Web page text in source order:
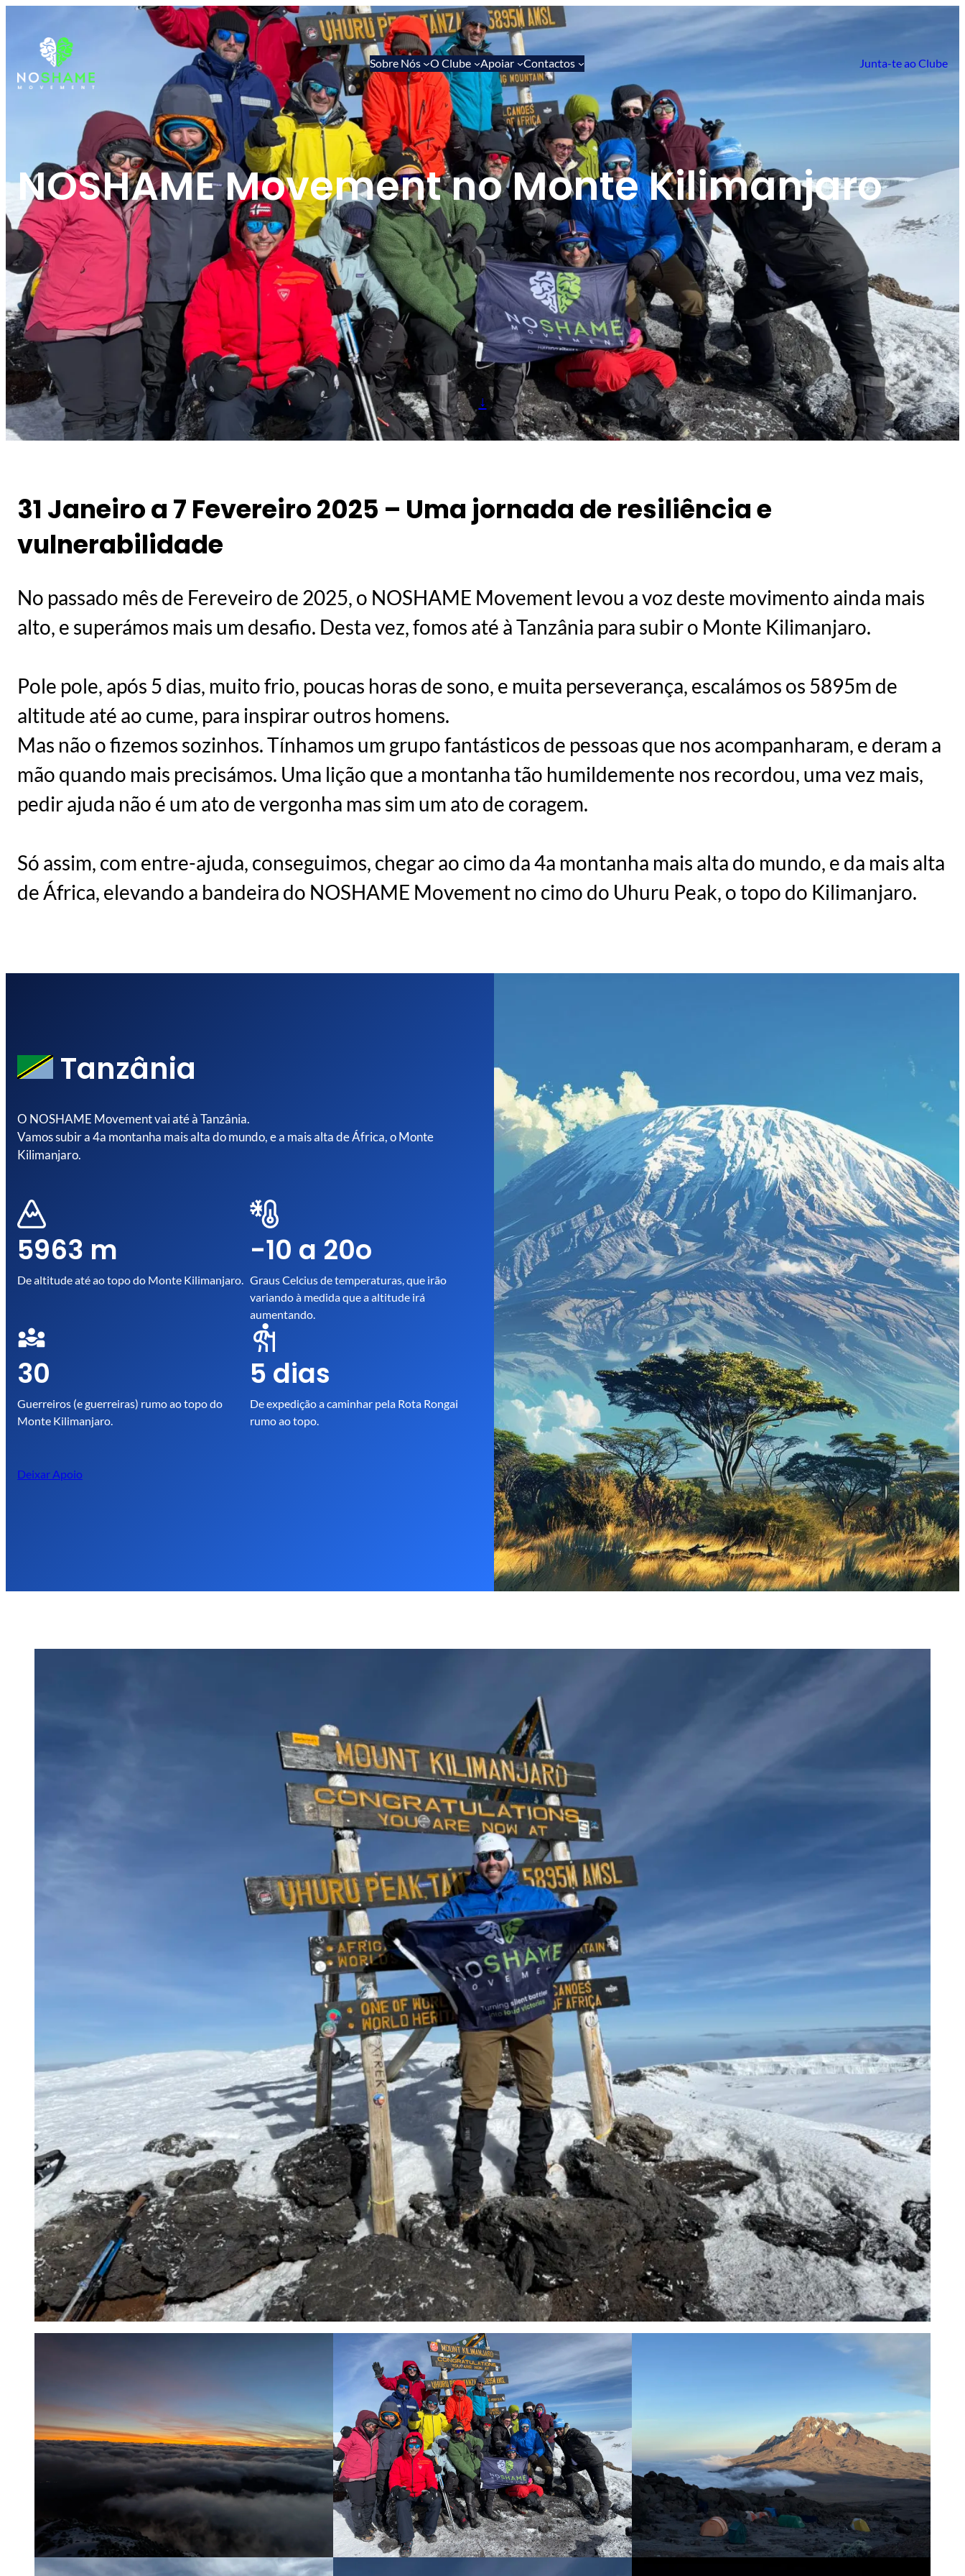
Sobre Nós O Clube Apoiar Contactos Junta-te ao Clube
NOSHAME Movement no Monte Kilimanjaro
↓
31 Janeiro a 7 Fevereiro 2025 – Uma jornada de resiliência e
vulnerabilidade
No passado mês de Fereveiro de 2025, o NOSHAME Movement levou a voz deste movimento ainda mais
alto, e superámos mais um desafio. Desta vez, fomos até à Tanzânia para subir o Monte Kilimanjaro.
Pole pole, após 5 dias, muito frio, poucas horas de sono, e muita perseverança, escalámos os 5895m de
altitude até ao cume, para inspirar outros homens.
Mas não o fizemos sozinhos. Tínhamos um grupo fantásticos de pessoas que nos acompanharam, e deram a
mão quando mais precisámos. Uma lição que a montanha tão humildemente nos recordou, uma vez mais,
pedir ajuda não é um ato de vergonha mas sim um ato de coragem.
Só assim, com entre-ajuda, conseguimos, chegar ao cimo da 4a montanha mais alta do mundo, e da mais alta
de África, elevando a bandeira do NOSHAME Movement no cimo do Uhuru Peak, o topo do Kilimanjaro.
Tanzânia
O NOSHAME Movement vai até à Tanzânia.
Vamos subir a 4a montanha mais alta do mundo, e a mais alta de África, o Monte
Kilimanjaro.
5963 m
De altitude até ao topo do Monte Kilimanjaro.
-10 a 20o
Graus Celcius de temperaturas, que irão
variando à medida que a altitude irá
aumentando.
30
Guerreiros (e guerreiras) rumo ao topo do
Monte Kilimanjaro.
5 dias
De expedição a caminhar pela Rota Rongai
rumo ao topo.
Deixar Apoio